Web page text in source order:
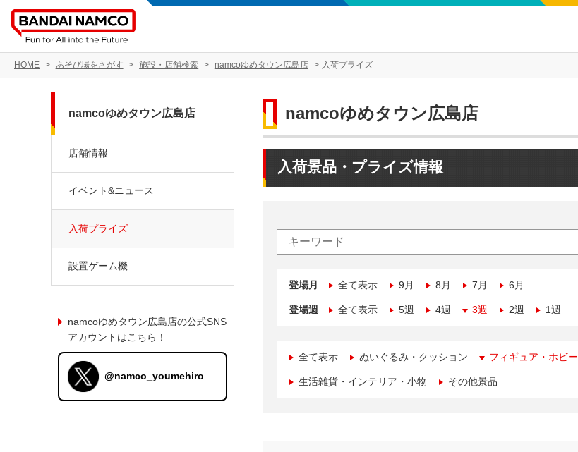
HOME あそび場をさがす 施設・店舗検索 namcoゆめタウン広島店 入荷プライズ
namcoゆめタウン広島店
入荷景品・プライズ情報
登場月 全て表示 9月 8月 7月 6月
登場週 全て表示 5週 4週 3週 2週 1週
全て表示 ぬいぐるみ・クッション フィギュア・ホビー
生活雑貨・インテリア・小物 その他景品
namcoゆめタウン広島店
店舗情報
イベント&ニュース
入荷プライズ
設置ゲーム機
namcoゆめタウン広島店の公式SNS
アカウントはこちら！
@namco_youmehiro